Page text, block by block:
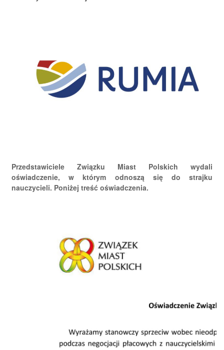
Przedstawiciele Związku Miast Polskich wydali
oświadczenie, w którym odnoszą się do strajku
nauczycieli. Poniżej treść oświadczenia.